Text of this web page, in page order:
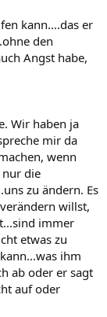
kann....das er
den
Angst habe,
Wir haben ja
mir da
wenn
nur die
zu ändern. Es
willst,
immer
etwas zu
ihm
ab oder er sagt
auf oder